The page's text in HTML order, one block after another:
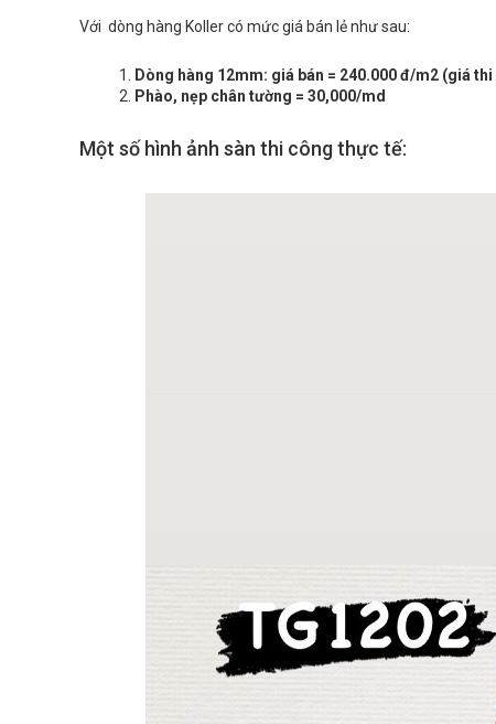
Với dòng hàng Koller có mức giá bán lẻ như sau:
Dòng hàng 12mm: giá bán = 240.000 đ/m2 (giá
Phào, nẹp chân tường = 30,000/md
Một số hình ảnh sàn thi công thực tế: